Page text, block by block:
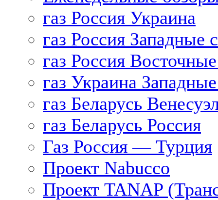
газ Россия Украина
газ Россия Западные
газ Россия
газ Украина
газ Беларусь
газ Беларусь Россия
Газ Россия — Турция
Проект Nabucco
Проект TANAP